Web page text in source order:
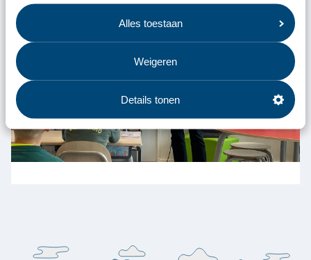
Alles toestaan
Weigeren
Details tonen